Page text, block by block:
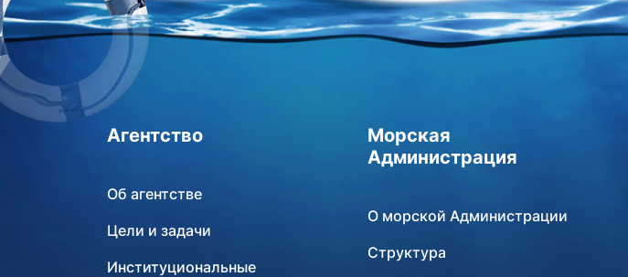
Агентство
Об агентстве
Цели и задачи
Институциональные
Морская
Администрация
О морской Администрации
Структура